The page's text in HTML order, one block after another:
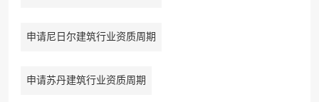
申请尼日尔建筑行业资质周期
申请苏丹建筑行业资质周期